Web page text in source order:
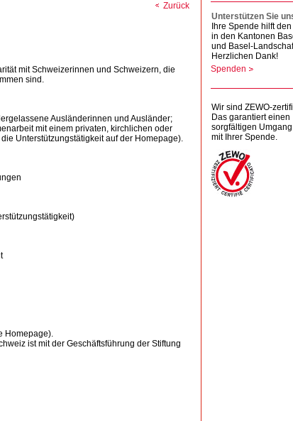
Zurück
mit Schweizerinnen und Schweizern, die
sind.
Ausländerinnen und Ausländer;
mit einem privaten, kirchlichen oder
Unterstützungstätigkeit auf der Homepage).
Homepage).
ist mit der Geschäftsführung der Stiftung
Unterstützen Sie
Ihre Spende hilft
in den Kantonen
und Basel-
Herzlichen Dank!
Spenden
Wir sind ZEWO-
Das garantiert einen
sorgfältigen Umgang
mit Ihrer Spende.